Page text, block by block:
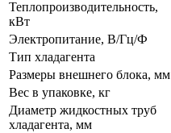
Теплопроизводительность,
кВт
Электропитание, В/Гц/Ф
Тип хладагента
Размеры внешнего блока, мм
Вес в упаковке, кг
Диаметр жидкостных труб
хладагента, мм